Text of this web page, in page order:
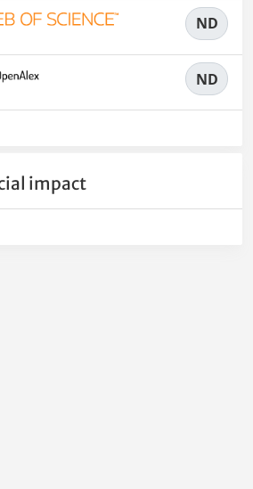
ND
ND
impact